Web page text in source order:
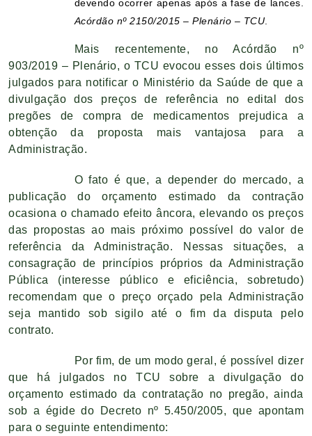
devendo ocorrer apenas após a fase de lances.
Acórdão nº 2150/2015 – Plenário – TCU
Mais recentemente, no Acórdão nº
903/2019 – Plenário, o TCU evocou esses dois últimos
julgados para notificar o Ministério da Saúde de que a
divulgação dos preços de referência no edital dos
pregões de compra de medicamentos prejudica a
obtenção da proposta mais vantajosa para a
Administração.
O fato é que, a depender do mercado, a
publicação do orçamento estimado da contração
ocasiona o chamado efeito âncora, elevando os preços
das propostas ao mais próximo possível do valor de
referência da Administração. Nessas situações, a
consagração de princípios próprios da Administração
Pública (interesse público e eficiência, sobretudo)
recomendam que o preço orçado pela Administração
seja mantido sob sigilo até o fim da disputa pelo
contrato.
Por fim, de um modo geral, é possível dizer
que há julgados no TCU sobre a divulgação do
orçamento estimado da contratação no pregão, ainda
sob a égide do Decreto nº 5.450/2005, que apontam
para o seguinte entendimento: